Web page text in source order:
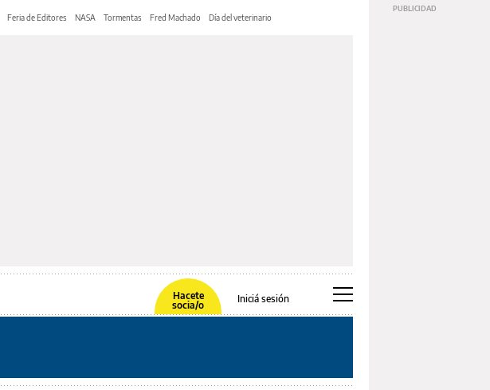
Feria de Editores NASA Tormentas Fred Machado Día del veterinario
Hacete
socia/o
Iniciá sesión